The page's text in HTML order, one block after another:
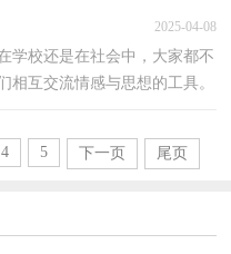
2025-04-08
学校还是在社会中，大家都不
相互交流情感与思想的工具。
4 5 下一页 尾页